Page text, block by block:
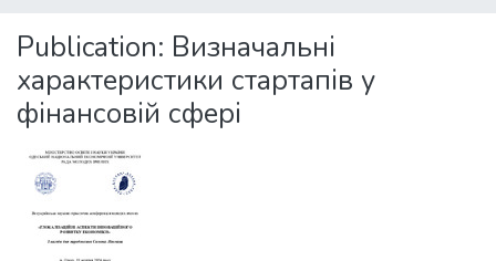
Statistics
Publication: Визначальні
характеристики стартапів у
фінансовій сфері